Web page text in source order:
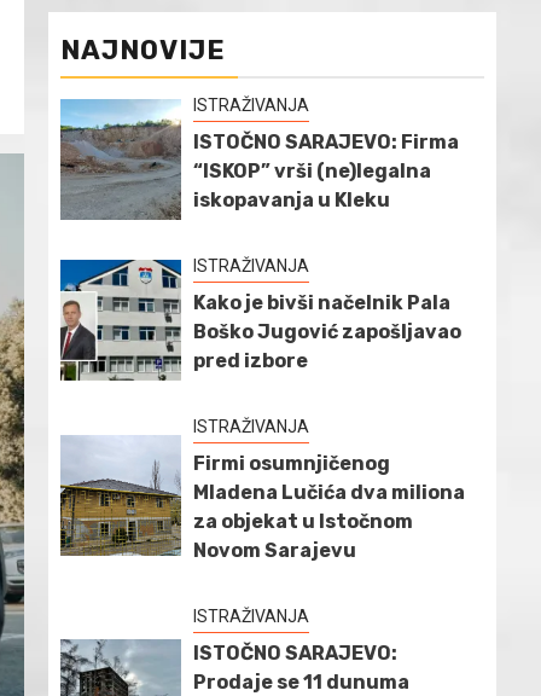
NAJNOVIJE
ISTRAŽIVANJA
ISTOČNO SARAJEVO: Firma
“ISKOP” vrši (ne)legalna
iskopavanja u Kleku
ISTRAŽIVANJA
Kako je bivši načelnik Pala
Boško Jugović zapošljavao
pred izbore
ISTRAŽIVANJA
Firmi osumnjičenog
Mladena Lučića dva miliona
za objekat u Istočnom
Novom Sarajevu
ISTRAŽIVANJA
ISTOČNO SARAJEVO:
Prodaje se 11 dunuma